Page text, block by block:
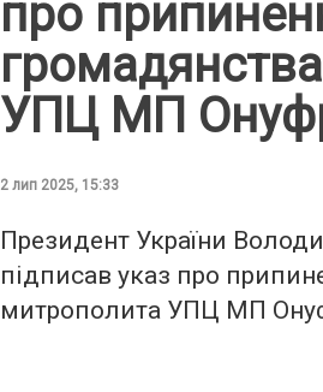
про
УПЦ МП
2 лип 2025, 15:33
Президент України
підписав указ про
митрополита УПЦ МП